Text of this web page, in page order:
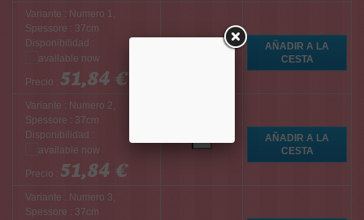
Variante : Numero 1,
Spessore : 37cm
Disponibilidad :
Precio : 51,84 €
Variante : Numero 2,
Spessore : 37cm
Disponibilidad :
Precio : 51,84 €
Variante : Numero 3,
Spessore : 37cm